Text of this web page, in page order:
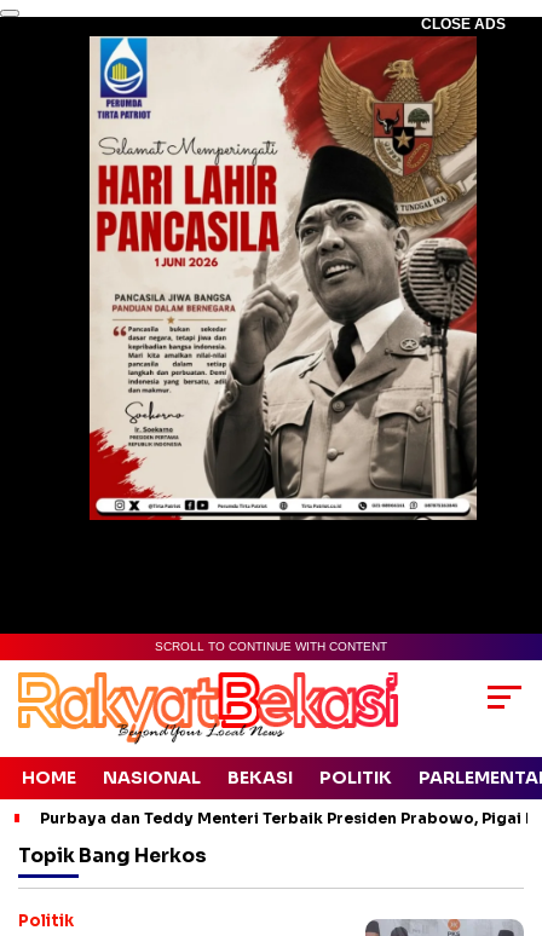
CLOSE ADS
SCROLL TO CONTINUE WITH CONTENT
HOME NASIONAL BEKASI POLITIK
Purbaya dan Teddy Menteri Terbaik Presiden Prabowo, Pigai
Topik Bang Herkos
Politik